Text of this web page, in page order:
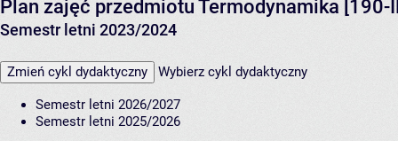
Plan zajęć przedmiotu Termodynamika [190-
Semestr letni 2023/2024
Zmień cykl dydaktyczny Wybierz cykl dydaktyczny
Semestr letni 2026/2027
Semestr letni 2025/2026